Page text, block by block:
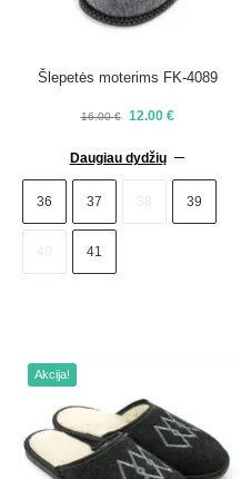
Šlepetės moterims FK-4089
16.00€ 12.00 €
Daugiau dydžių
36 37 39
41
Akcija!